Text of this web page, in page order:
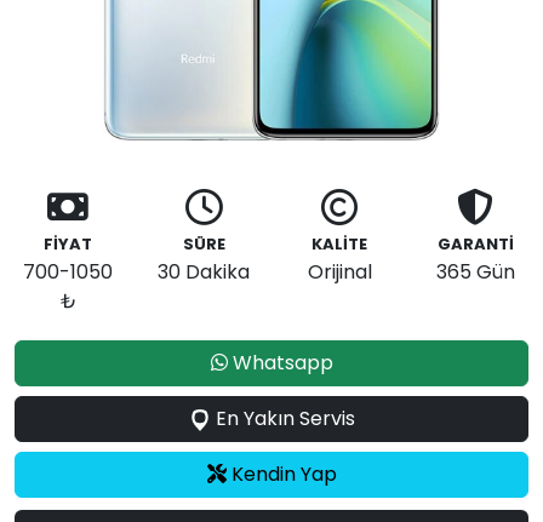
FİYAT
700-1050
₺
SÜRE
30 Dakika
KALİTE
Orijinal
GARANTİ
365 Gün
Whatsapp
En Yakın Servis
Kendin Yap